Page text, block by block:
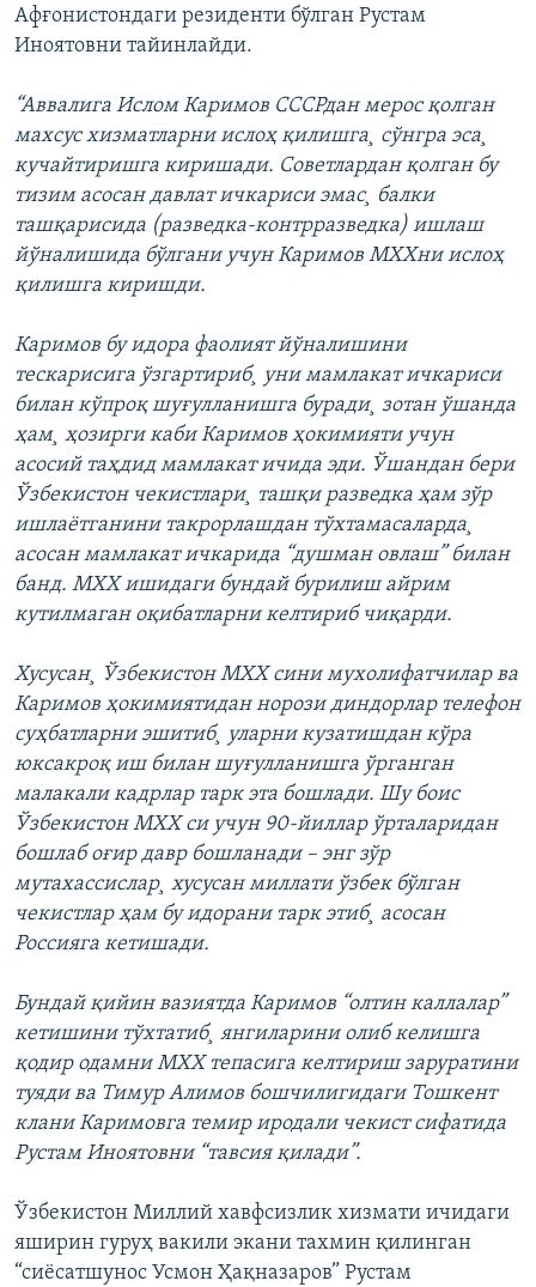
Афғонистондаги резиденти бўлган Рустам
Иноятовни тайинлайди.
“Аввалига Ислом Каримов СССРдан мерос қолган
махсус хизматларни ислоҳ қилишга¸ сўнгра эса¸
кучайтиришга киришади. Советлардан қолган бу
тизим асосан давлат ичкариси эмас¸ балки
ташқарисида (разведка-контрразведка) ишлаш
йўналишида бўлгани учун Каримов МХХни ислоҳ
қилишга киришди.
Каримов бу идора фаолият йўналишини
тескарисига ўзгартириб¸ уни мамлакат ичкариси
билан кўпроқ шуғулланишга буради¸ зотан ўшанда
ҳам¸ ҳозирги каби Каримов ҳокимияти учун
асосий таҳдид мамлакат ичида эди. Ўшандан бери
Ўзбекистон чекистлари¸ ташқи разведка ҳам зўр
ишлаëтганини такрорлашдан тўхтамасаларда¸
асосан мамлакат ичкарида “душман овлаш” билан
банд. МХХ ишидаги бундай бурилиш айрим
кутилмаган оқибатларни келтириб чиқарди.
Хусусан¸ Ўзбекистон МХХ сини мухолифатчилар ва
Каримов ҳокимиятидан норози диндорлар телефон
суҳбатларни эшитиб¸ уларни кузатишдан кўра
юксакроқ иш билан шуғулланишга ўрганган
малакали кадрлар тарк эта бошлади. Шу боис
Ўзбекистон МХХ си учун 90-йиллар ўрталаридан
бошлаб оғир давр бошланади – энг зўр
мутахассислар¸ хусусан миллати ўзбек бўлган
чекистлар ҳам бу идорани тарк этиб¸ асосан
Россияга кетишади.
Бундай қийин вазиятда Каримов “олтин каллалар”
кетишини тўхтатиб¸ янгиларини олиб келишга
қодир одамни МХХ тепасига келтириш заруратини
туяди ва Тимур Алимов бошчилигидаги Тошкент
клани Каримовга темир иродали чекист сифатида
Рустам Иноятовни “тавсия қилади”.
Ўзбекистон Миллий хавфсизлик хизмати ичидаги
яширин гуруҳ вакили экани тахмин қилинган
“сиëсатшунос Усмон Ҳақназаров” Рустам